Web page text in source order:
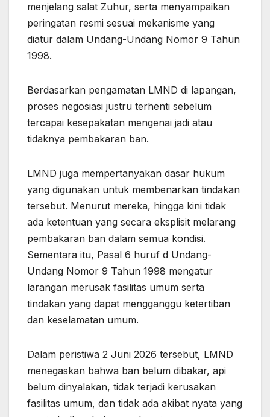
menjelang salat Zuhur, serta menyampaikan
peringatan resmi sesuai mekanisme yang
diatur dalam Undang-Undang Nomor 9 Tahun
1998.
Berdasarkan pengamatan LMND di lapangan,
proses negosiasi justru terhenti sebelum
tercapai kesepakatan mengenai jadi atau
tidaknya pembakaran ban.
LMND juga mempertanyakan dasar hukum
yang digunakan untuk membenarkan tindakan
tersebut. Menurut mereka, hingga kini tidak
ada ketentuan yang secara eksplisit melarang
pembakaran ban dalam semua kondisi.
Sementara itu, Pasal 6 huruf d Undang-
Undang Nomor 9 Tahun 1998 mengatur
larangan merusak fasilitas umum serta
tindakan yang dapat mengganggu ketertiban
dan keselamatan umum.
Dalam peristiwa 2 Juni 2026 tersebut, LMND
menegaskan bahwa ban belum dibakar, api
belum dinyalakan, tidak terjadi kerusakan
fasilitas umum, dan tidak ada akibat nyata yang